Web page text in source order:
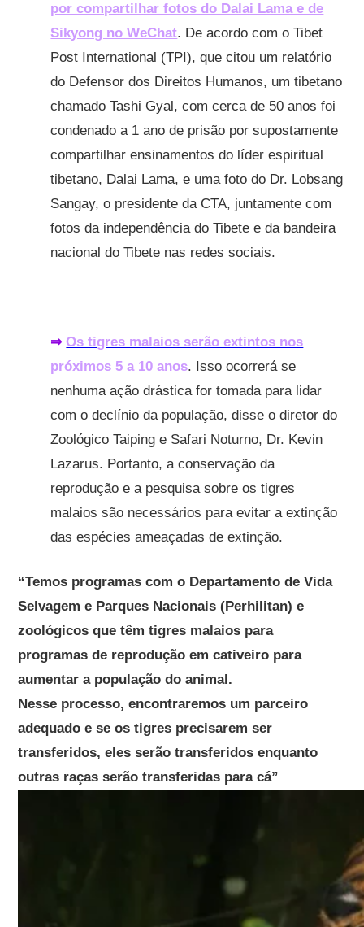
por compartilhar fotos do Dalai Lama e de
Sikyong no WeChat. De acordo com o Tibet
Post International (TPI), que citou um relatório
do Defensor dos Direitos Humanos, um tibetano
chamado Tashi Gyal, com cerca de 50 anos foi
condenado a 1 ano de prisão por supostamente
compartilhar ensinamentos do líder espiritual
tibetano, Dalai Lama, e uma foto do Dr. Lobsang
Sangay, o presidente da CTA, juntamente com
fotos da independência do Tibete e da bandeira
nacional do Tibete nas redes sociais.
⇒Os tigres malaios serão extintos nos
próximos 5 a 10 anos. Isso ocorrerá se
nenhuma ação drástica for tomada para lidar
com o declínio da população, disse o diretor do
Zoológico Taiping e Safari Noturno, Dr. Kevin
Lazarus. Portanto, a conservação da
reprodução e a pesquisa sobre os tigres
malaios são necessários para evitar a extinção
das espécies ameaçadas de extinção.
“Temos programas com o Departamento de Vida
Selvagem e Parques Nacionais (Perhilitan) e
zoológicos que têm tigres malaios para
programas de reprodução em cativeiro para
aumentar a população do animal.
Nesse processo, encontraremos um parceiro
adequado e se os tigres precisarem ser
transferidos, eles serão transferidos enquanto
outras raças serão transferidas para cá”